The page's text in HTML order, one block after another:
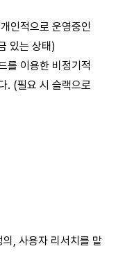
인적으로 운영중인
있는 상태)
를 이용한 비정기적
. (필요 시 슬랙으로
, 사용자 리서치를 맡